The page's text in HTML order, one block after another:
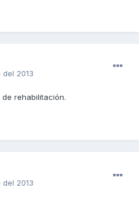
2013
rehabilitación.
2013